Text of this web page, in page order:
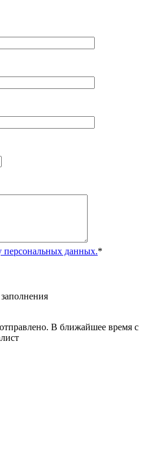
персональных данных.*
В ближайшее время с